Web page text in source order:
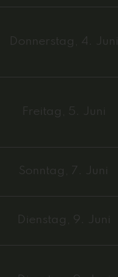
Donnerstag, 4. Juni
Freitag, 5. Juni
Sonntag, 7. Juni
Dienstag, 9. Juni